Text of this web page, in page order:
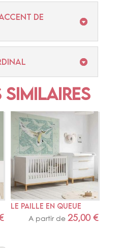
DE
LE PAILLE EN QUEUE
A partir de25,00€